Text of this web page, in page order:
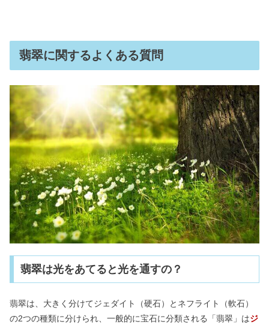
翡翠に関するよくある質問
翡翠は光をあてると光を通すの？
翡翠は、大きく分けてジェダイト（硬石）とネフライト（軟石）
の2つの種類に分けられ、一般的に宝石に分類される「翡翠」はジ